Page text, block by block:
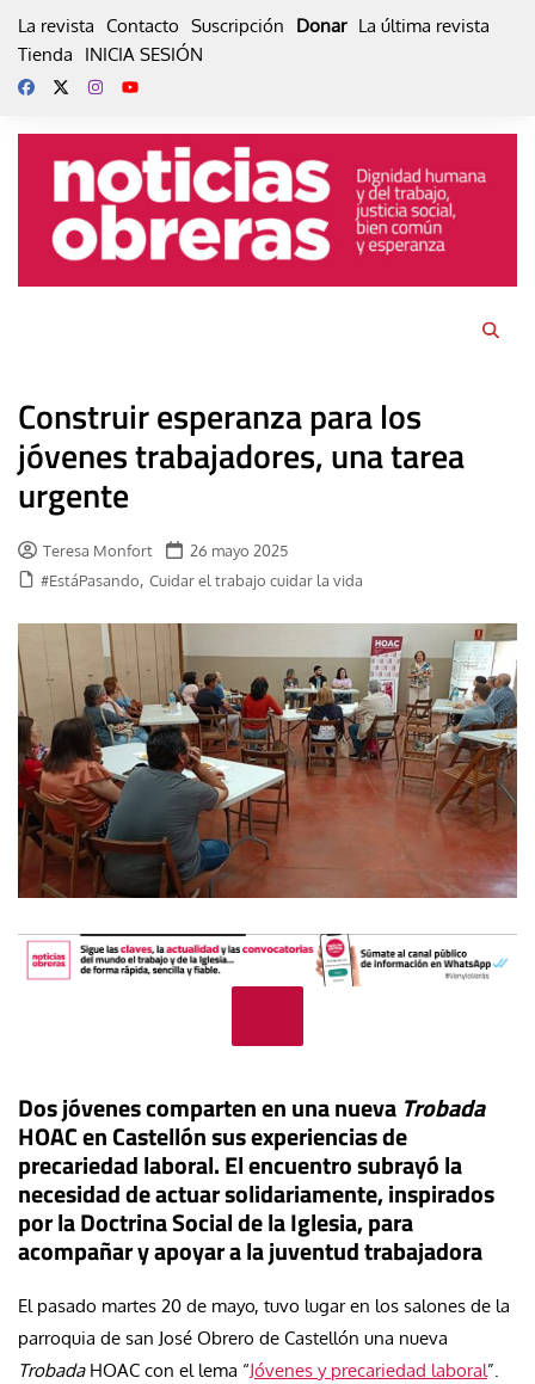
La revista Contacto Suscripción Donar La última revista
Tienda
INICIA SESIÓN
Construir esperanza para los
jóvenes trabajadores, una tarea
urgente
Teresa Monfort
26 mayo 2025
#EstáPasando, Cuidar el trabajo cuidar la vida
Dos jóvenes comparten en una nueva Trobada
HOAC en Castellón sus experiencias de
precariedad laboral. El encuentro subrayó la
necesidad de actuar solidariamente, inspirados
por la Doctrina Social de la Iglesia, para
acompañar y apoyar a la juventud trabajadora
El pasado martes 20 de mayo, tuvo lugar en los salones de la
parroquia de san José Obrero de Castellón una nueva
TrobadaHOAC con el lema “Jóvenes y precariedad laboral”.